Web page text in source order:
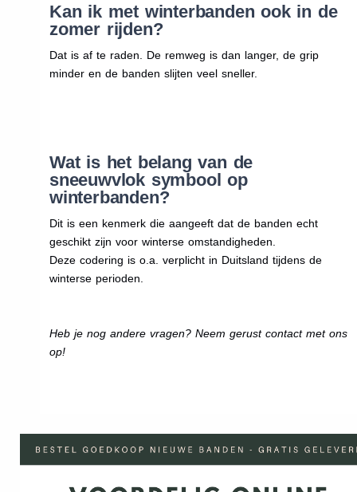
Kan ik met winterbanden ook in de
zomer rijden?
Dat is af te raden. De remweg is dan langer, de grip
minder en de banden slijten veel sneller.
Wat is het belang van de
sneeuwvlok symbool op
winterbanden?
Dit is een kenmerk die aangeeft dat de banden echt
geschikt zijn voor winterse omstandigheden.
Deze codering is o.a. verplicht in Duitsland tijdens de
winterse perioden.
Heb je nog andere vragen? Neem gerust contact met ons
op!